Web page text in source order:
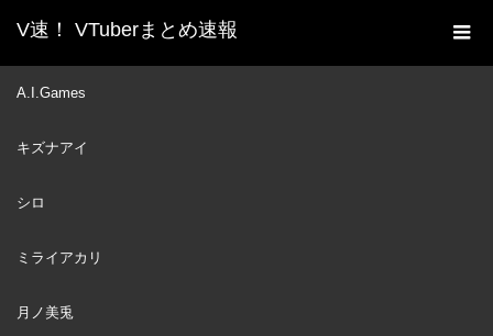
V速！ VTuberまとめ速報
A.I.Games
キズナアイ
シロ
ミライアカリ
月ノ美兎
ホーム
新着動画一覧
18